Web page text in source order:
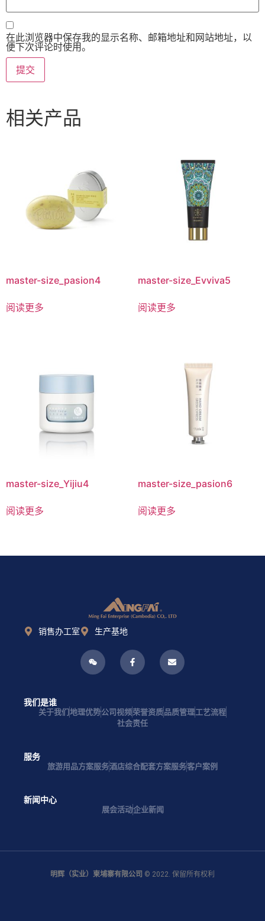
在此浏览器中保存我的显示名称、邮箱地址和网站地址，以
便下次评论时使用。
相关产品
master-size_pasion4
阅读更多
master-size_Evviva5
阅读更多
master-size_Yijiu4
阅读更多
master-size_pasion6
阅读更多
销售办工室 生产基地
我们是谁
关于我们 地理优势公司视频荣誉资质品质管理工艺流程
社会责任
服务
旅游用品方案服务酒店综合配套方案服务客户案例
新闻中心
展会活动企业新闻
明辉（实业）柬埔寨有限公司 © 2022. 保留所有权利